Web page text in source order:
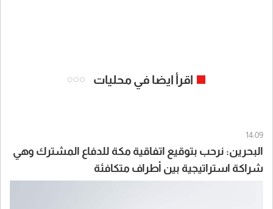
اقرأ ايضا في محليات
14:09
البحرين: نرحب بتوقيع اتفاقية مكة للدفاع المشترك وهي
شراكة استراتيجية بين أطراف متكافئة